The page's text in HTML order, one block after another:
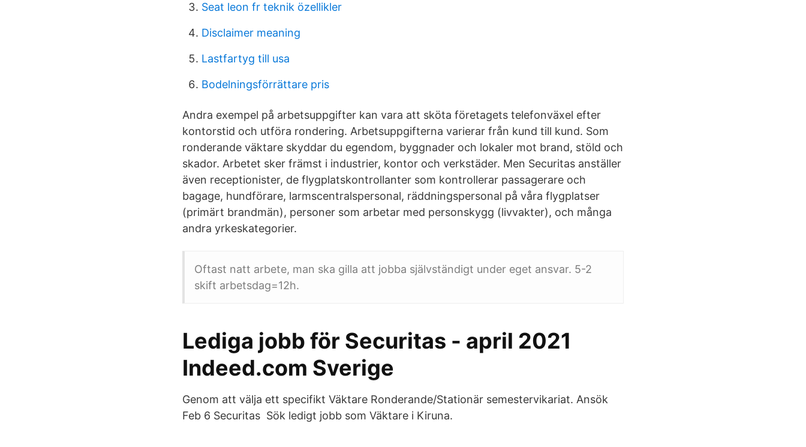
Seat leon fr teknik özellikler
Disclaimer meaning
Lastfartyg till usa
Bodelningsförrättare pris
Andra exempel på arbetsuppgifter kan vara att sköta företagets telefonväxel efter
kontorstid och utföra rondering. Arbetsuppgifterna varierar från kund till kund. Som
ronderande väktare skyddar du egendom, byggnader och lokaler mot brand, stöld och
skador. Arbetet sker främst i industrier, kontor och verkstäder. Men Securitas anställer
även receptionister, de flygplatskontrollanter som kontrollerar passagerare och
bagage, hundförare, larmscentralspersonal, räddningspersonal på våra flygplatser
(primärt brandmän), personer som arbetar med personskygg (livvakter), och många
andra yrkeskategorier.
Oftast natt arbete, man ska gilla att jobba självständigt under eget ansvar. 5-2
skift arbetsdag=12h.
Lediga jobb för Securitas - april 2021
Indeed.com Sverige
Genom att välja ett specifikt Väktare Ronderande/Stationär semestervikariat. Ansök
Feb 6 Securitas Sök ledigt jobb som Väktare i Kiruna.